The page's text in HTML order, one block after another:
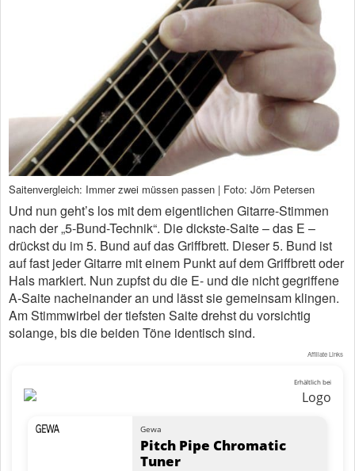
Saitenvergleich: Immer zwei müssen passen | Foto: Jörn Petersen
Und nun geht’s los mit dem eigentlichen Gitarre-Stimmen
nach der „5-Bund-Technik“. Die dickste-Saite – das E –
drückst du im 5. Bund auf das Griffbrett. Dieser 5. Bund ist
auf fast jeder Gitarre mit einem Punkt auf dem Griffbrett oder
Hals markiert. Nun zupfst du die E- und die nicht gegriffene
A-Saite nacheinander an und lässt sie gemeinsam klingen.
Am Stimmwirbel der tiefsten Saite drehst du vorsichtig
solange, bis die beiden Töne identisch sind.
Affiliate Links
Erhältlich bei
Gewa
Pitch Pipe Chromatic
Tuner